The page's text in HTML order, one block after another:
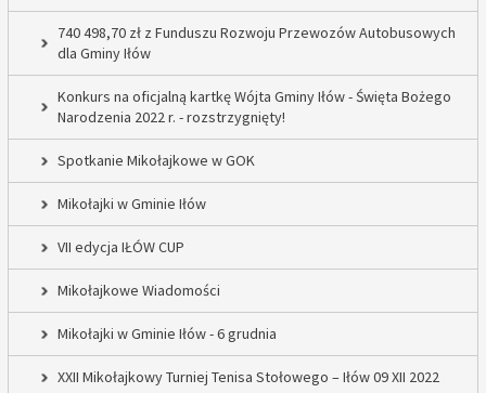
740 498,70 zł z Funduszu Rozwoju Przewozów Autobusowych
dla Gminy Iłów
Konkurs na oficjalną kartkę Wójta Gminy Iłów - Święta Bożego
Narodzenia 2022 r. - rozstrzygnięty!
Spotkanie Mikołajkowe w GOK
Mikołajki w Gminie Iłów
VII edycja IŁÓW CUP
Mikołajkowe Wiadomości
Mikołajki w Gminie Iłów - 6 grudnia
XXII Mikołajkowy Turniej Tenisa Stołowego – Iłów 09 XII 2022